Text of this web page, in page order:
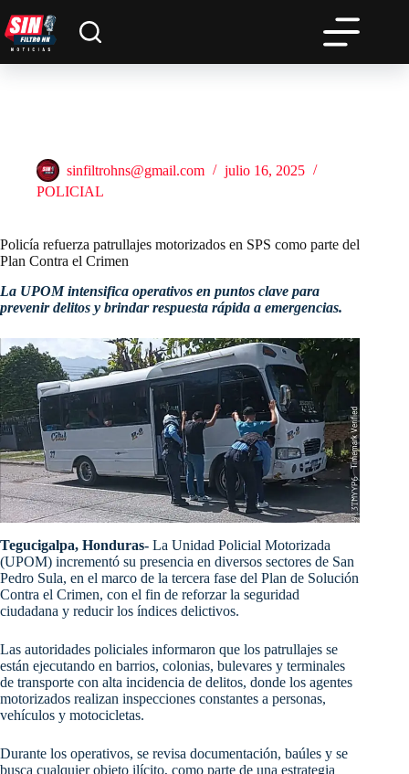
al
contenido
sinfiltrohns@gmail.com
julio 16, 2025
POLICIAL
Policía refuerza patrullajes motorizados en SPS como parte del
Plan Contra el Crimen
La UPOM intensifica operativos en puntos clave para
prevenir delitos y brindar respuesta rápida a emergencias.
Tegucigalpa, Honduras- La Unidad Policial Motorizada
(UPOM) incrementó su presencia en diversos sectores de San
Pedro Sula, en el marco de la tercera fase del Plan de Solución
Contra el Crimen, con el fin de reforzar la seguridad
ciudadana y reducir los índices delictivos.
Las autoridades policiales informaron que los patrullajes se
están ejecutando en barrios, colonias, bulevares y terminales
de transporte con alta incidencia de delitos, donde los agentes
motorizados realizan inspecciones constantes a personas,
vehículos y motocicletas.
Durante los operativos, se revisa documentación, baúles y se
busca cualquier objeto ilícito, como parte de una estrategia